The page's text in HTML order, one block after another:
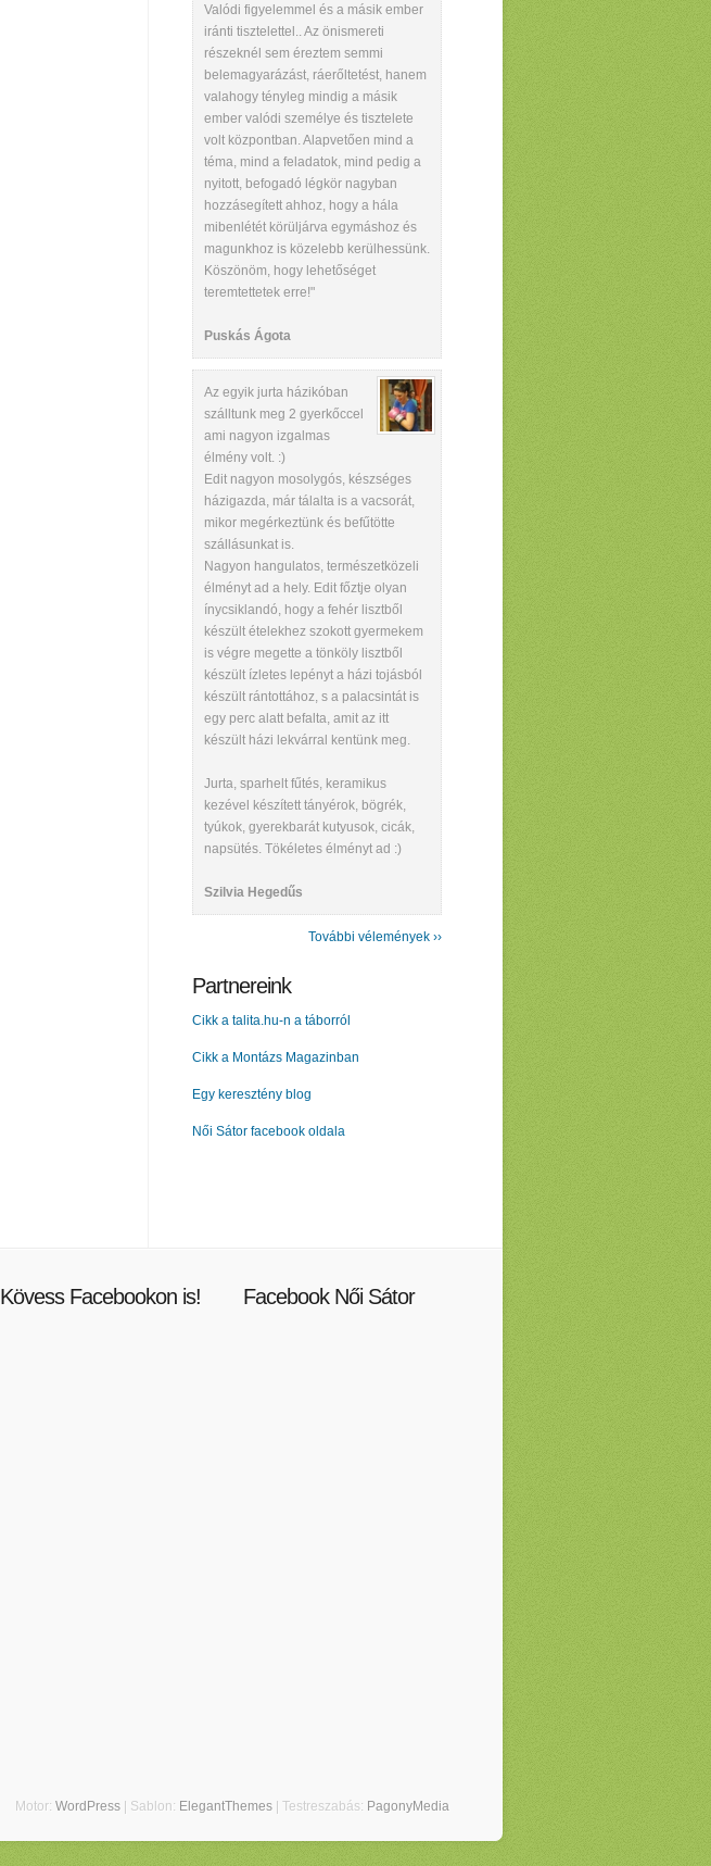
Valódi figyelemmel és a másik ember
iránti tisztelettel.. Az önismereti
részeknél sem éreztem semmi
belemagyarázást, ráerőltetést, hanem
valahogy tényleg mindig a másik
ember valódi személye és tisztelete
volt központban. Alapvetően mind a
téma, mind a feladatok, mind pedig a
nyitott, befogadó légkör nagyban
hozzásegített ahhoz, hogy a hála
mibenlétét körüljárva egymáshoz és
magunkhoz is közelebb kerülhessünk.
Köszönöm, hogy lehetőséget
teremtettetek erre!"
Puskás Ágota
Az egyik jurta házikóban
szálltunk meg 2 gyerkőccel
ami nagyon izgalmas
élmény volt. :)
Edit nagyon mosolygós, készséges
házigazda, már tálalta is a vacsorát,
mikor megérkeztünk és befűtötte
szállásunkat is.
Nagyon hangulatos, természetközeli
élményt ad a hely. Edit főztje olyan
ínycsiklandó, hogy a fehér lisztből
készült ételekhez szokott gyermekem
is végre megette a tönköly lisztből
készült ízletes lepényt a házi tojásból
készült rántottához, s a palacsintát is
egy perc alatt befalta, amit az itt
készült házi lekvárral kentünk meg.
Jurta, sparhelt fűtés, keramikus
kezével készített tányérok, bögrék,
tyúkok, gyerekbarát kutyusok, cicák,
napsütés. Tökéletes élményt ad :)
Szilvia Hegedűs
További vélemények ››
Partnereink
Cikk a talita.hu-n a táborról
Cikk a Montázs Magazinban
Egy keresztény blog
Női Sátor facebook oldala
Kövess Facebookon is! Facebook Női Sátor
Motor: WordPress | Sablon: ElegantThemes | Testreszabás: PagonyMedia